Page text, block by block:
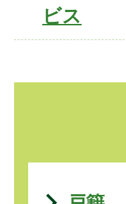
ビス